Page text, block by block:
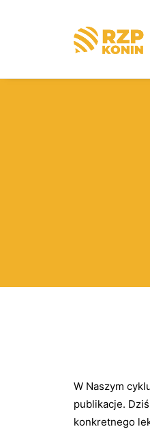
W Naszym
publikacje.
konkretnego